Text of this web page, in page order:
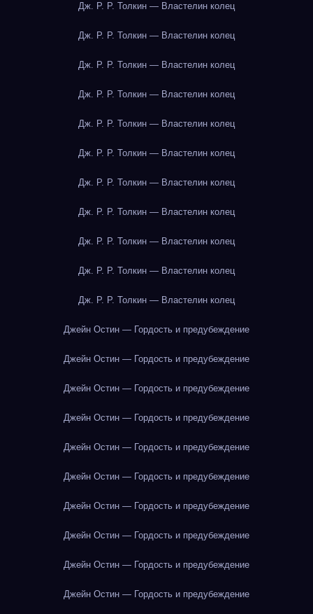
Дж. Р. Р. Толкин — Властелин колец
Дж. Р. Р. Толкин — Властелин колец
Дж. Р. Р. Толкин — Властелин колец
Дж. Р. Р. Толкин — Властелин колец
Дж. Р. Р. Толкин — Властелин колец
Дж. Р. Р. Толкин — Властелин колец
Дж. Р. Р. Толкин — Властелин колец
Дж. Р. Р. Толкин — Властелин колец
Дж. Р. Р. Толкин — Властелин колец
Дж. Р. Р. Толкин — Властелин колец
Дж. Р. Р. Толкин — Властелин колец
Джейн Остин — Гордость и предубеждение
Джейн Остин — Гордость и предубеждение
Джейн Остин — Гордость и предубеждение
Джейн Остин — Гордость и предубеждение
Джейн Остин — Гордость и предубеждение
Джейн Остин — Гордость и предубеждение
Джейн Остин — Гордость и предубеждение
Джейн Остин — Гордость и предубеждение
Джейн Остин — Гордость и предубеждение
Джейн Остин — Гордость и предубеждение